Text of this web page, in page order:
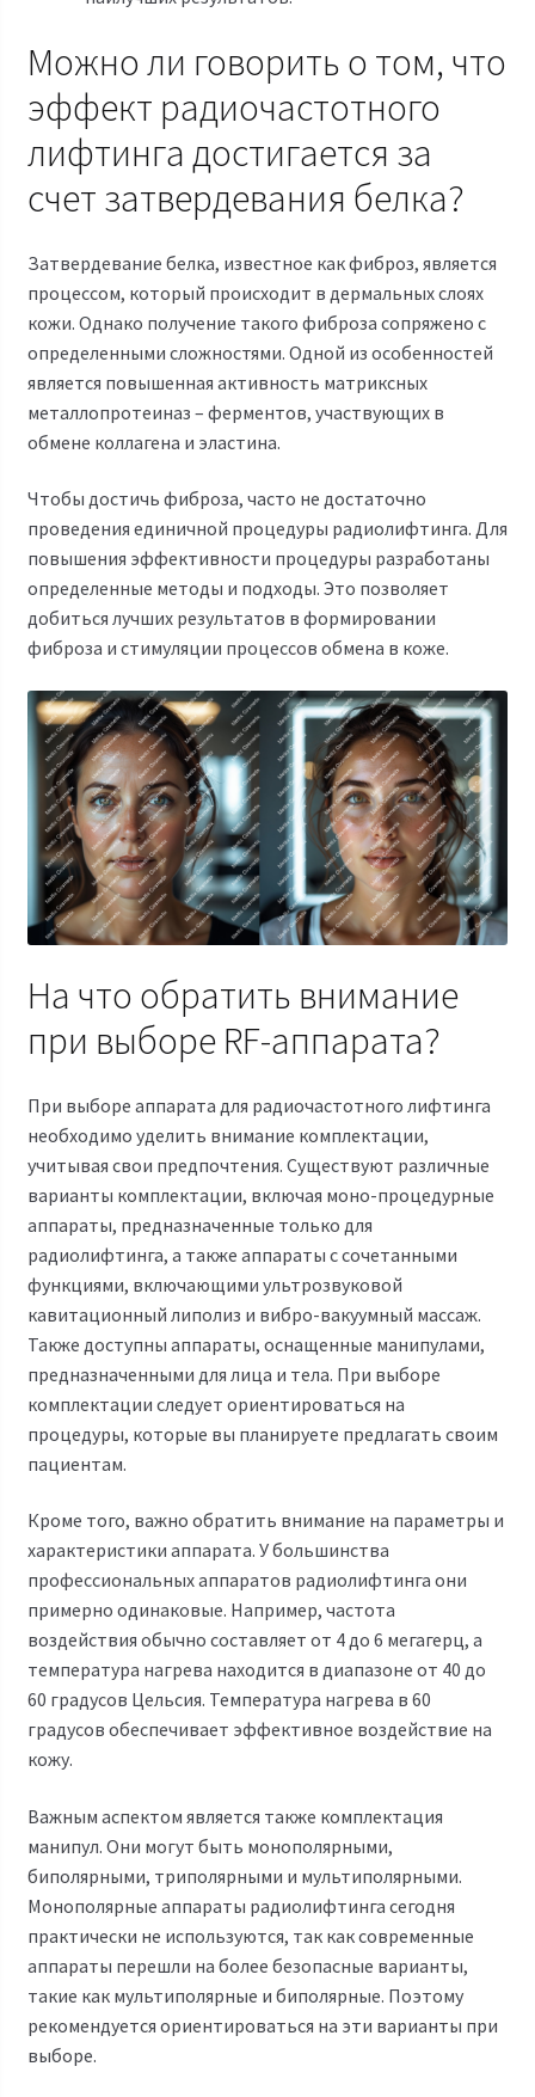
Можно ли говорить о том, что
эффект радиочастотного
лифтинга достигается за
счет затвердевания белка?
Затвердевание белка, известное как фиброз, является
процессом, который происходит в дермальных слоях
кожи. Однако получение такого фиброза сопряжено с
определенными сложностями. Одной из особенностей
является повышенная активность матриксных
металлопротеиназ – ферментов, участвующих в
обмене коллагена и эластина.
Чтобы достичь фиброза, часто не достаточно
проведения единичной процедуры радиолифтинга. Для
повышения эффективности процедуры разработаны
определенные методы и подходы. Это позволяет
добиться лучших результатов в формировании
фиброза и стимуляции процессов обмена в коже.
На что обратить внимание
при выборе RF-аппарата?
При выборе аппарата для радиочастотного лифтинга
необходимо уделить внимание комплектации,
учитывая свои предпочтения. Существуют различные
варианты комплектации, включая моно-процедурные
аппараты, предназначенные только для
радиолифтинга, а также аппараты с сочетанными
функциями, включающими ультрозвуковой
кавитационный липолиз и вибро-вакуумный массаж.
Также доступны аппараты, оснащенные манипулами,
предназначенными для лица и тела. При выборе
комплектации следует ориентироваться на
процедуры, которые вы планируете предлагать своим
пациентам.
Кроме того, важно обратить внимание на параметры и
характеристики аппарата. У большинства
профессиональных аппаратов радиолифтинга они
примерно одинаковые. Например, частота
воздействия обычно составляет от 4 до 6 мегагерц, а
температура нагрева находится в диапазоне от 40 до
60 градусов Цельсия. Температура нагрева в 60
градусов обеспечивает эффективное воздействие на
кожу.
Важным аспектом является также комплектация
манипул. Они могут быть монополярными,
биполярными, триполярными и мультиполярными.
Монополярные аппараты радиолифтинга сегодня
практически не используются, так как современные
аппараты перешли на более безопасные варианты,
такие как мультиполярные и биполярные. Поэтому
рекомендуется ориентироваться на эти варианты при
выборе.